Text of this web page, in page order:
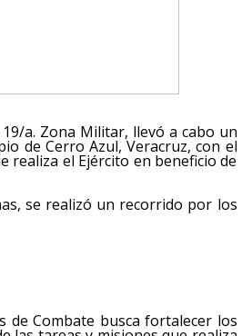
a. Zona Militar, llevó a cabo un
de Cerro Azul, Veracruz, con el
realiza el Ejército en beneficio de
se realizó un recorrido por los
de Combate busca fortalecer los